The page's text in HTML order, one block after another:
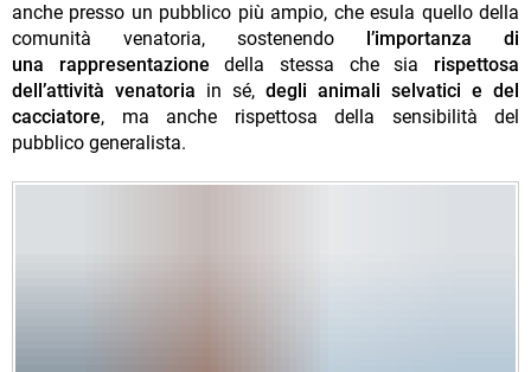
anche presso un pubblico più ampio, che esula quello della
comunità venatoria, sostenendo
l’importanza di
una
rappresentazione della stessa che sia rispettosa
dell’attività venatoria in sé, degli animali selvatici e del
cacciatore, ma anche rispettosa della sensibilità del
pubblico generalista.